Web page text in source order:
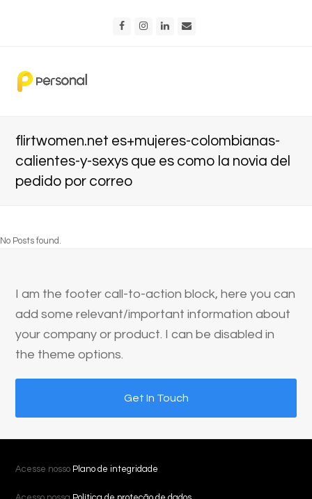
FacebookInstagram
LinkedIn
flirtwomen.net es+mujeres-colombianas-
calientes-y-sexys que es como la novia del
pedido por correo
No Posts found.
I am the footer call-to-action block, here you can
add some relevant/important information about
your company or product. I can be disabled in
the theme options.
Get In Touch
Acesse nosso Plano de integridade